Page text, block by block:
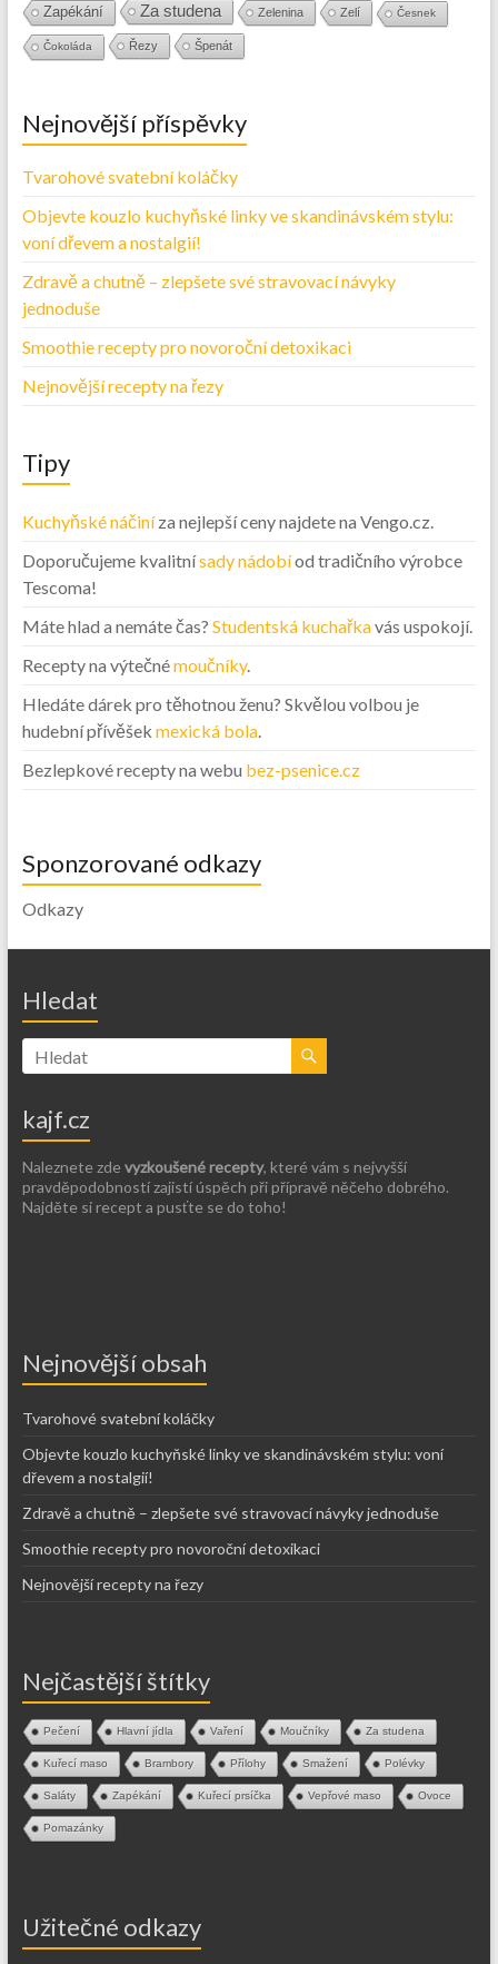
Zapékání
Za studena Zelenina Zelí Česnek
Čokoláda Řezy Špenát
Nejnovější příspěvky
Tvarohové svatební koláčky
Objevte kouzlo kuchyňské linky ve skandinávském stylu:
voní dřevem a nostalgií!
Zdravě a chutně – zlepšete své stravovací návyky
jednoduše
Smoothie recepty pro novoroční detoxikaci
Nejnovější recepty na řezy
Tipy
Kuchyňské náčiníza nejlepší ceny najdete na Vengo.cz.
Doporučujeme kvalitnísady nádobíod tradičního výrobce
Tescoma!
Máte hlad a nemáte čas? Studentská kuchařkavás uspokojí.
Recepty na výtečnémoučníky.
Hledáte dárek pro těhotnou ženu? Skvělou volbou je
hudební přívěšek mexická bola.
Bezlepkové recepty na webu bez-psenice.cz
Sponzorované odkazy
Odkazy
Hledat
kajf.cz
Naleznete zde vyzkoušené recepty, které vám s nejvyšší
pravděpodobností zajistí úspěch při přípravě něčeho dobrého.
Najděte si recept a pusťte se do toho!
Nejnovější obsah
Tvarohové svatební koláčky
Objevte kouzlo kuchyňské linky ve skandinávském stylu: voní
dřevem a nostalgií!
Zdravě a chutně – zlepšete své stravovací návyky jednoduše
Smoothie recepty pro novoroční detoxikaci
Nejnovější recepty na řezy
Nejčastější štítky
Pečení Hlavní jídla Vaření Moučníky Za studena
Kuřecí maso Brambory Přílohy Smažení Polévky
Saláty Zapékání Kuřecí prsíčka Vepřové maso Ovoce
Pomazánky
Užitečné odkazy